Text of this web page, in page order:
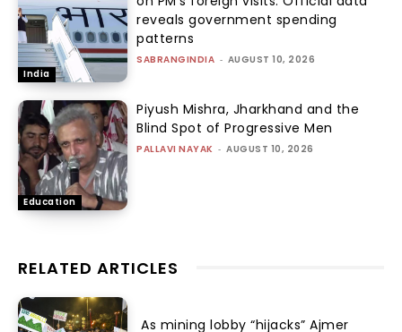
India
reveals government spending
patterns
SABRANGINDIA - AUGUST 10, 2026
Education
Piyush Mishra, Jharkhand and the
Blind Spot of Progressive Men
PALLAVI NAYAK - AUGUST 10, 2026
RELATED ARTICLES
As mining lobby “hijacks” Ajmer